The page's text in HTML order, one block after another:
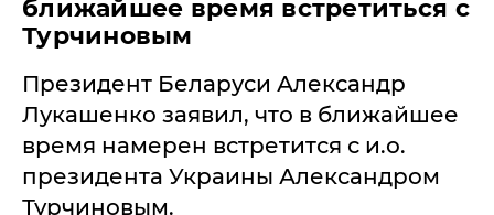
ближайшее время встретиться с
Турчиновым
Президент Беларуси Александр
Лукашенко заявил, что в ближайшее
время намерен встретится с и.о.
президента Украины Александром
Турчиновым.